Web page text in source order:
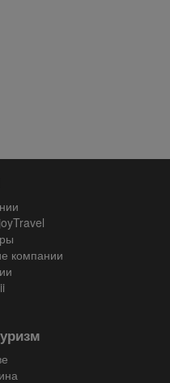
компании